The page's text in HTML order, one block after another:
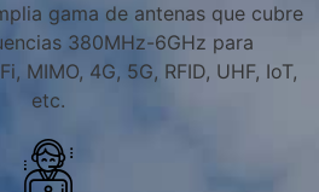
gama de antenas que cubre
380MHz-6GHz para
MIMO, 4G, 5G, RFID, UHF, IoT,
etc.